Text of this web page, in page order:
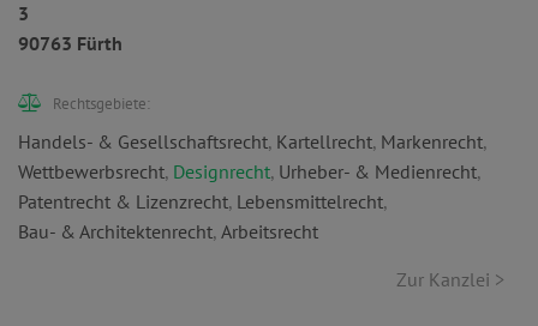
3
90763 Fürth
Rechtsgebiete:
Handels- & Gesellschaftsrecht, Kartellrecht, Markenrecht,
Wettbewerbsrecht, Designrecht, Urheber- & Medienrecht,
Patentrecht & Lizenzrecht, Lebensmittelrecht,
Bau- & Architektenrecht, Arbeitsrecht
Zur Kanzlei >